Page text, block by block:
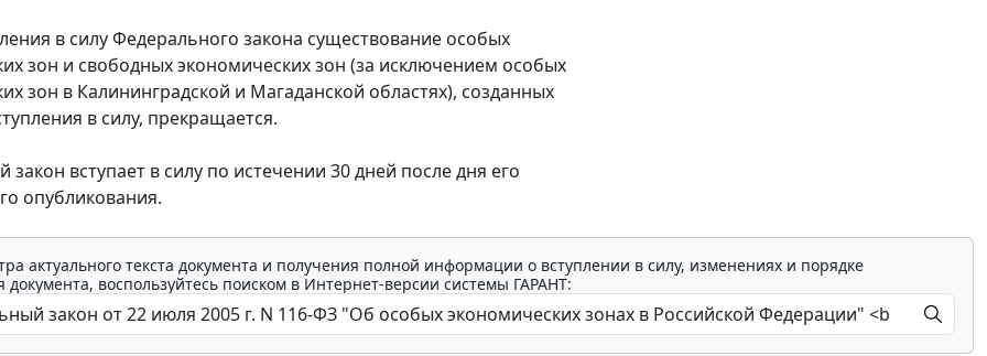
в силу Федерального закона существование особых
зон и свободных экономических зон (за исключением особых
зон в Калининградской и Магаданской областях), созданных
в силу, прекращается.
вступает в силу по истечении 30 дней после дня его
опубликования.
актуального текста документа и получения полной информации о вступлении в силу, изменениях и порядке
воспользуйтесь поиском в Интернет-версии системы ГАРАНТ: